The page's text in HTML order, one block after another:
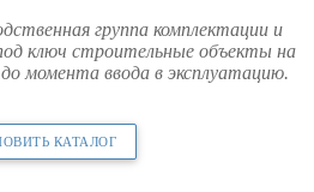
группа комплектации и
ключ строительные объекты на
момента ввода в эксплуатацию.
КАТАЛОГ